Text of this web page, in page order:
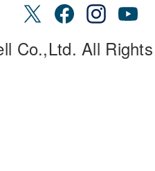
Co.,Ltd. All